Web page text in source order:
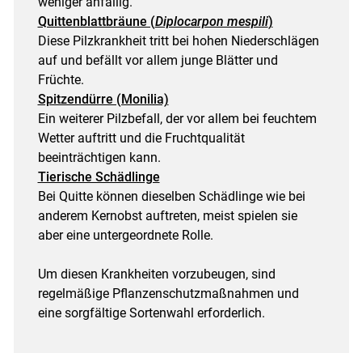
Quittenblattbräune (Diplocarpon mespili)
Diese Pilzkrankheit tritt bei hohen Niederschlägen
auf und befällt vor allem junge Blätter und
Früchte.
Spitzendürre (Monilia)
Ein weiterer Pilzbefall, der vor allem bei feuchtem
Wetter auftritt und die Fruchtqualität
beeinträchtigen kann.
Tierische Schädlinge
Bei Quitte können dieselben Schädlinge wie bei
anderem Kernobst auftreten, meist spielen sie
aber eine untergeordnete Rolle.
Um diesen Krankheiten vorzubeugen, sind
regelmäßige Pflanzenschutzmaßnahmen und
eine sorgfältige Sortenwahl erforderlich.